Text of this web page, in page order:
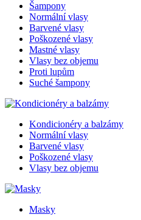
Šampony
Normální vlasy
Barvené vlasy
Poškozené vlasy
Mastné vlasy
Vlasy bez objemu
Proti lupům
Suché šampony
Kondicionéry a balzámy
Normální vlasy
Barvené vlasy
Poškozené vlasy
Vlasy bez objemu
Masky